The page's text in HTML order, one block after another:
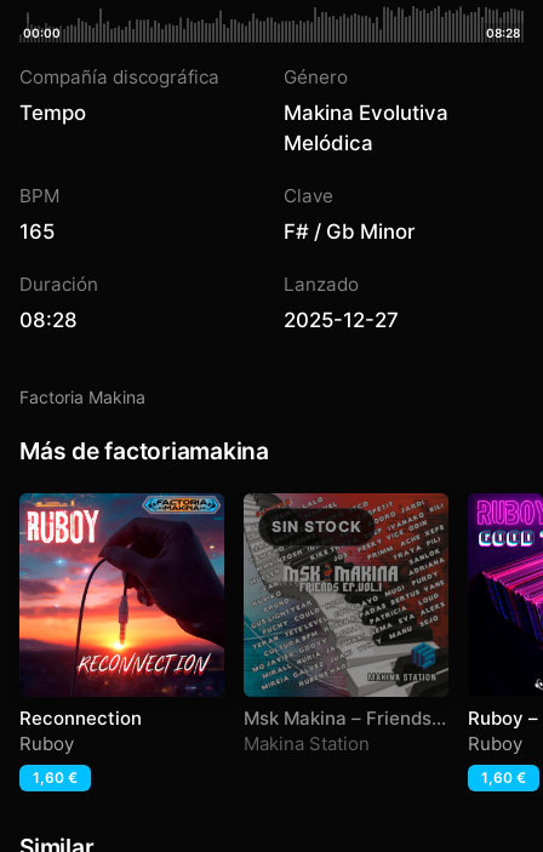
00:00 08:28
Compañía discográfica
Tempo
Género
Makina Evolutiva
Melódica
BPM
165
Clave
F# / Gb Minor
Duración
08:28
Lanzado
2025-12-27
Factoria Makina
Más de factoriamakina
Reconnection
Ruboy
1,60 €
Msk Makina – Friends
Vol 1
Makina Station
Ruboy
Ruboy
1,60 €